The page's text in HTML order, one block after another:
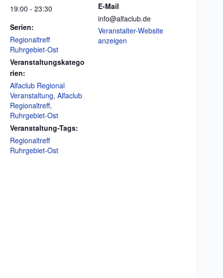
19:00 - 23:30
Serien:
Regionaltreff
Ruhrgebiet-Ost
Veranstaltungskatego
rien:
Alfaclub Regional
Veranstaltung, Alfaclub
Regionaltreff,
Ruhrgebiet-Ost
Veranstaltung-Tags:
Regionaltreff
Ruhrgebiet-Ost
E-Mail
info@alfaclub.de
Veranstalter-Website
anzeigen